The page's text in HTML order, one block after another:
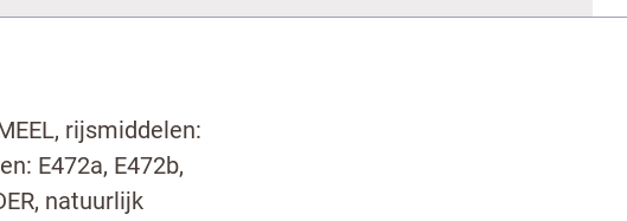
rijsmiddelen:
E472a, E472b,
natuurlijk
Neem contact met ons op